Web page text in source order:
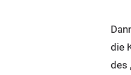
die
des